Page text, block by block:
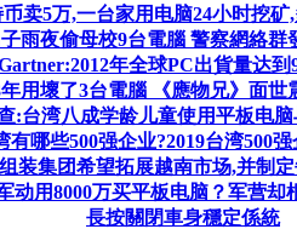
卖5万,一台家用电脑24小时挖矿
雨夜偷母校9台電腦 警察網絡群
年全球PC出貨量达到
年用壞了3台電腦 《應物兄》面世
:台湾八成学龄儿童使用平板电
有哪些500强企业?2019台湾500
装集团希望拓展越南市场,并制
动用8000万买平板电脑？军营却
長按關閉車身穩定係統